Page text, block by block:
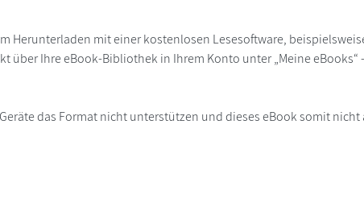
Herunterladen mit einer kostenlosen Lesesoftware,
über Ihre eBook-Bibliothek in Ihrem Konto unter „Meine
das Format nicht unterstützen und dieses eBook somit